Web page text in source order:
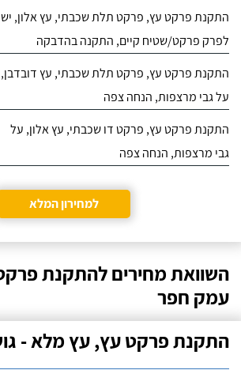
התקנת פרקט עץ, פרקט תלת שכבתי, עץ אלון, יש
לפרק פרקט/שטיח קיים, התקנה בהדבקה
התקנת פרקט עץ, פרקט תלת שכבתי, עץ דובדבן,
על גבי מרצפות, הנחה צפה
התקנת פרקט עץ, פרקט דו שכבתי, עץ אלון, על
גבי מרצפות, הנחה צפה
למחירון המלא
השוואת מחירים להתקנת
עמק חפר
התקנת פרקט עץ, עץ מלא -